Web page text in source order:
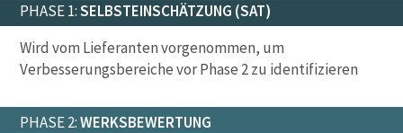
PHASE 1:SELBSTEINSCHÄTZUNG (SAT)
Wird vom Lieferanten vorgenommen, um
Verbesserungsbereiche vor Phase 2 zu identifizieren
PHASE 2:WERKSBEWERTUNG